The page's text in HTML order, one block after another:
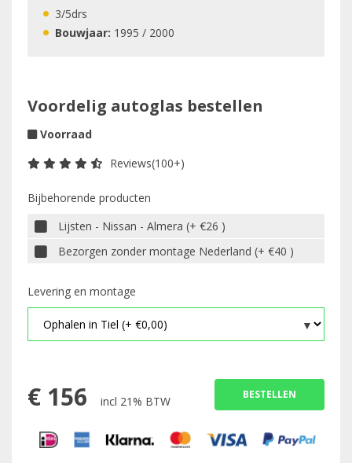
3/5drs
Bouwjaar: 1995 / 2000
Voordelig autoglas bestellen
Voorraad
Reviews(100+)
Bijbehorende producten
Lijsten - Nissan - Almera (+ €26 )
Bezorgen zonder montage Nederland (+ €40 )
Levering en montage
€ 156 incl 21% BTW BESTELLEN